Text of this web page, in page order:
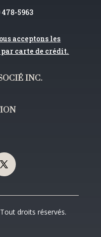
5963
acceptons les
carte de crédit.
INC.
droits réservés.